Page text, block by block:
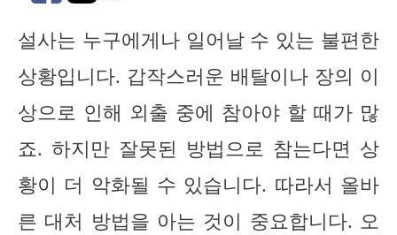
설사는 누구에게나 일어날 수 있는 불편한
상황입니다. 갑작스러운 배탈이나 장의 이
상으로 인해 외출 중에 참아야 할 때가 많
죠. 하지만 잘못된 방법으로 참는다면 상
황이 더 악화될 수 있습니다. 따라서 올바
른 대처 방법을 아는 것이 중요합니다. 오